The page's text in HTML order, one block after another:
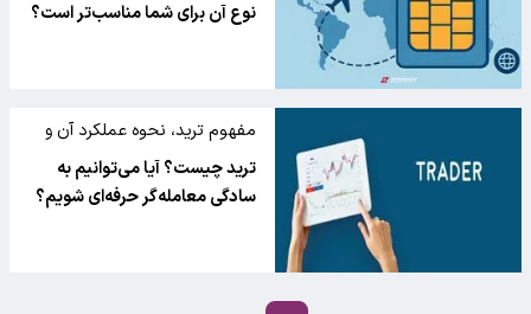
نوع آن برای شما مناسب‌تر است؟
مفهوم ترید، نحوه عملکرد آن و
راه‌های یادگیری این مهارت
ترید چیست؟ آیا می‌توانیم به
سادگی معامله‌گر حرفه‌ای شویم؟